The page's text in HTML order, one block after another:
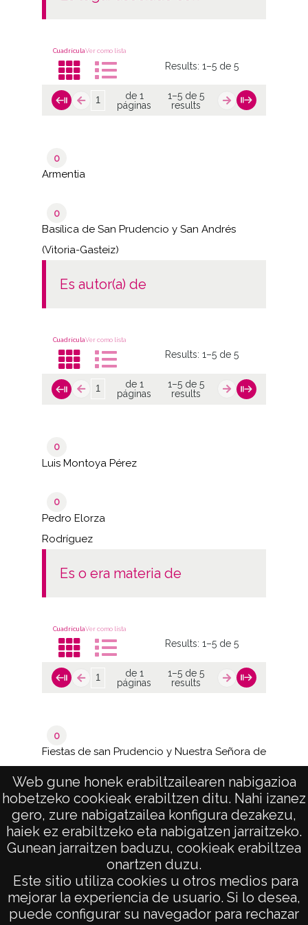
Web gune honek erabiltzailearen nabigazioa
hobetzeko cookieak erabiltzen ditu. Nahi izanez
gero, zure nabigatzailea konfigura dezakezu,
haiek ez erabiltzeko eta nabigatzen jarraitzeko.
Gunean jarraitzen baduzu, cookieak erabiltzea
onartzen duzu.
Este sitio utiliza cookies u otros medios para
mejorar la experiencia de usuario. Si lo desea,
puede configurar su navegador para rechazar
CuadrículaVer como lista
Results:1–5 de 5
de 1
páginas
1–5 de 5
results
0
Armentia
0
Basílica de San Prudencio y San Andrés
(Vitoria-Gasteiz)
es autor(a) de
CuadrículaVer como lista
Results:1–5 de 5
de 1
páginas
1–5 de 5
results
0
Luis Montoya Pérez
0
Pedro Elorza
Rodríguez
es o era materia de
CuadrículaVer como lista
Results:1–5 de 5
de 1
páginas
1–5 de 5
results
0
Fiestas de san Prudencio y Nuestra Señora de
de 1
páginas
1–5 de 5
results
AVISO LEGAL
POLÍTICA DE PRIVACIDAD
ACCESIBILIDAD